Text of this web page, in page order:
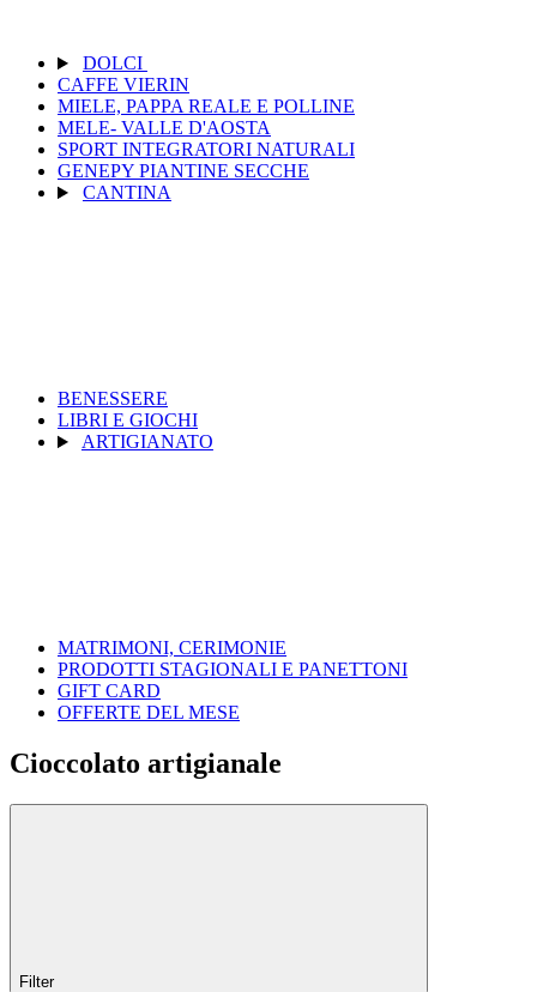
DOLCI
CAFFE VIERIN
MIELE, PAPPA REALE E POLLINE
MELE- VALLE D'AOSTA
SPORT INTEGRATORI NATURALI
GENEPY PIANTINE SECCHE
CANTINA
BENESSERE
LIBRI E GIOCHI
ARTIGIANATO
MATRIMONI, CERIMONIE
PRODOTTI STAGIONALI E PANETTONI
GIFT CARD
OFFERTE DEL MESE
Cioccolato artigianale
Filter